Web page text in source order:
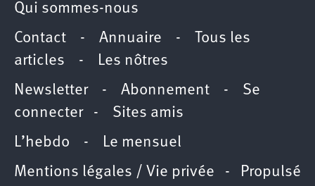
Qui sommes-nous
Contact - Annuaire -
Tous les
articles - Les nôtres
Newsletter- Abonnement - Se
connecter- Sites amis
L’hebdo - Le mensuel
Mentions légales / Vie privée - Propulsé